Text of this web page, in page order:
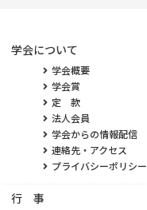
学会について
学会概要
学会賞
定 款
法人会員
学会からの情報配信
連絡先・アクセス
プライバシーポリシー
行 事